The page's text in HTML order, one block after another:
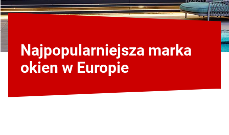
Najpopularniejsza marka
okien w Europie